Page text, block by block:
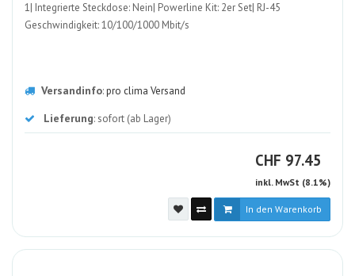
1| Integrierte Steckdose: Nein| Powerline Kit: 2er Set| RJ-45
Geschwindigkeit: 10/100/1000 Mbit/s
Versandinfo:pro clima Versand
Lieferung: sofort (ab Lager)
CHF CHF
97.45
inkl. MwSt (8.1%)
In den Warenkorb